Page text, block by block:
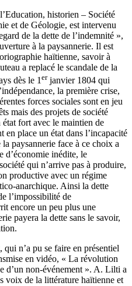
historien – Société
et de Géologie, est intervenu
de la dette de l’indemnité »,
à la paysannerie. Il est
haïtienne, savoir à
a replacé le scandale de la
dès le 1 erjanvier 1804 qui
la première crise,
forces sociales sont en jeu
mais des projets de société
fort avec le maintien de
en place un état dans l’incapacité
paysannerie face à ce choix a
d’économie inédite, le
qui n’arrive pas à produire,
productive avec un régime
anarchique. Ainsi la dette
l’impossibilité de
encore un peu plus une
payera la dette sans le savoir,
n’a pu se faire en présentiel
en vidéo, « La révolution
d’un non-événement ». A. Lilti a
voix de la littérature haïtienne et